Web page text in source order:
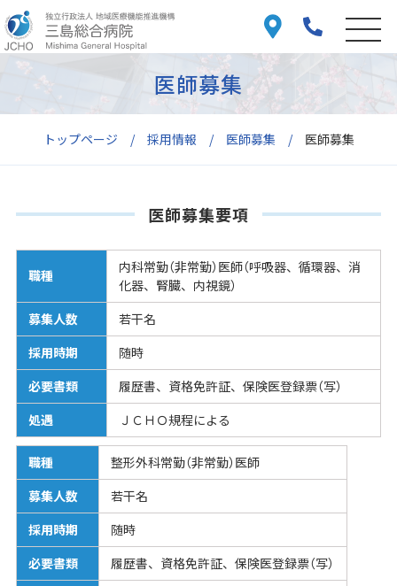
トップページ 採用情報 医師募集 医師募集
医師募集
医師募集要項
職種
内科常勤（非常勤）医師（呼吸器、循環器、消
化器、腎臓、内視鏡）
募集人数
若干名
採用時期
随時
必要書類
履歴書、資格免許証、保険医登録票（写）
処遇
ＪＣＨＯ規程による
職種
整形外科常勤（非常勤）医師
募集人数
若干名
採用時期
随時
必要書類
履歴書、資格免許証、保険医登録票（写）